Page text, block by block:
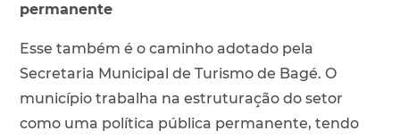
permanente
Esse também é o caminho adotado pela
Secretaria Municipal de Turismo de Bagé. O
município trabalha na estruturação do setor
como uma política pública permanente, tendo